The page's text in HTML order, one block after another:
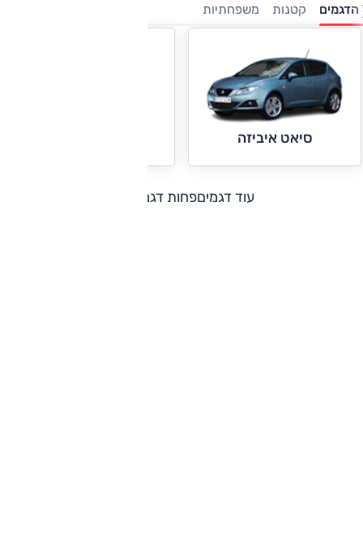
הדגמים קטנות משפחתיות
סיאט איביזה
עוד דגמיםפחות דגמים